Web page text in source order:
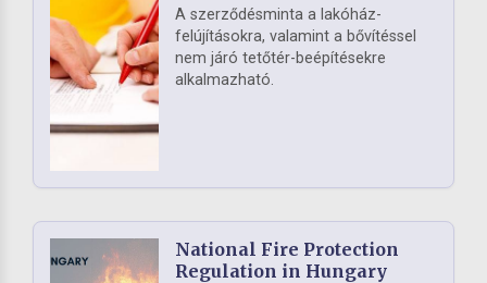
A szerződésminta a lakóház-
felújításokra, valamint a bővítéssel
nem járó tetőtér-beépítésekre
alkalmazható.
National Fire Protection
Regulation in Hungary